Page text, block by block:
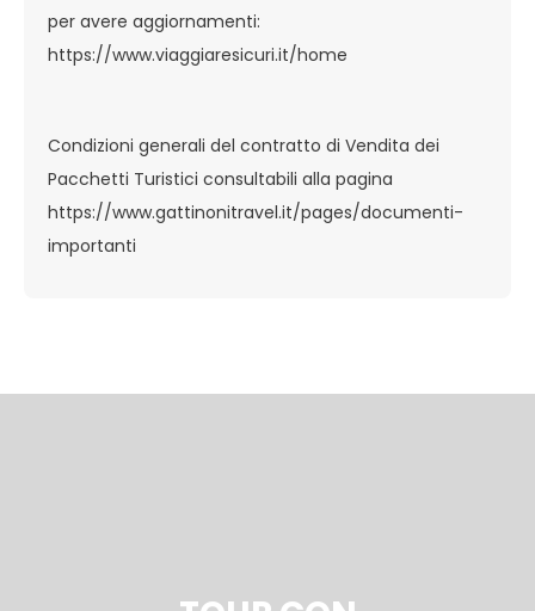
per avere aggiornamenti:
https://www.viaggiaresicuri.it/home
Condizioni generali del contratto di Vendita dei
Pacchetti Turistici consultabili alla pagina
https://www.gattinonitravel.it/pages/documenti-
importanti